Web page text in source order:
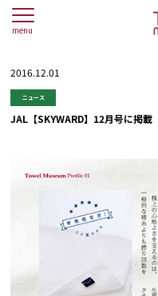
menu
2016.12.01
ニュース
JAL【SKYWARD】12月号に掲載